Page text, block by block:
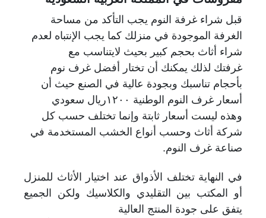
قبل شراء غرفة النوم يجب التأكد من مساحة
الغرفة الموجودة في منزلك كما يجب الإنتباه لعدم
شراء أثاث بحجم كبير بحيث لايتناسب مع
غرفتك لذلك يمكنك أن تختار أفضل غرف نوم
بأحجام تناسبك وبجودة عالية في الصنع حيث أن
أسعار غرف النوم الوطنية ١٢٠٠ريال سعودي
وهذه ليست أسعار ثابتة وإنما تختلف حسب كل
شركة أثاث وحسب أنواع الخشب المستخدمة في
صناعة غرف النوم.
في النهاية تختلف الأذواق عند اختيار الأثاث للمنزل
أو المكتب بين التقليدي والكلاسيك ولكن الجميع
يتفق على جودة المنتج العالية